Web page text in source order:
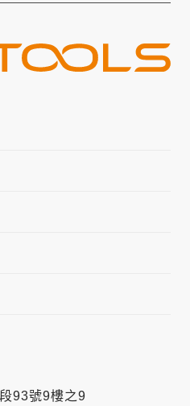
93號9樓之9